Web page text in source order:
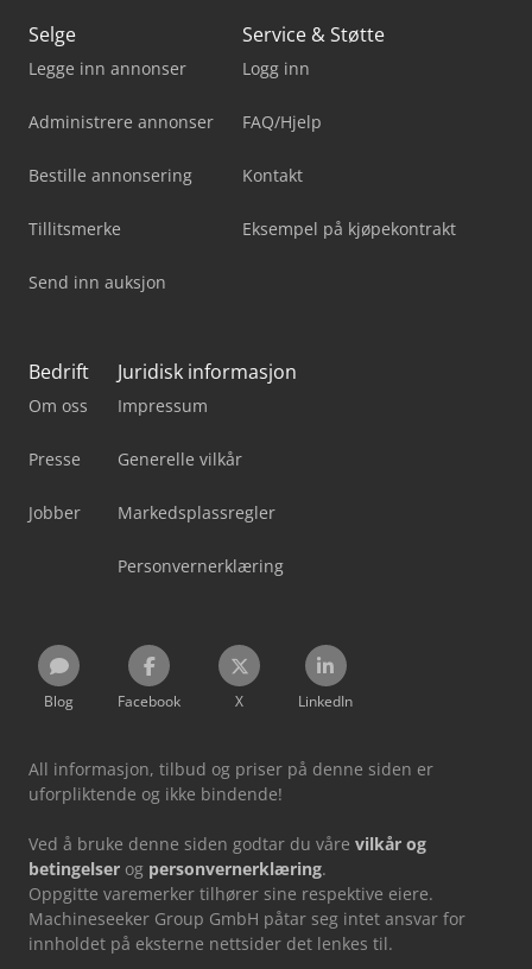
Selge
Legge inn annonser
Administrere annonser
Bestille annonsering
Tillitsmerke
Send inn auksjon
Service & Støtte
Logg inn
FAQ/Hjelp
Kontakt
Eksempel på kjøpekontrakt
Bedrift
Om oss
Presse
Jobber
Juridisk informasjon
Impressum
Generelle vilkår
Markedsplassregler
Personvernerklæring
Blog Facebook X LinkedIn
All informasjon, tilbud og priser på denne siden er
uforpliktende og ikke bindende!
Ved å bruke denne siden godtar du våre vilkår og
betingelser og personvernerklæring.
Oppgitte varemerker tilhører sine respektive eiere.
Machineseeker Group GmbH påtar seg intet ansvar for
innholdet på eksterne nettsider det lenkes til.